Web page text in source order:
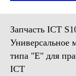
Запчасть ICT
Универсальное
типа "Е" для
ICT